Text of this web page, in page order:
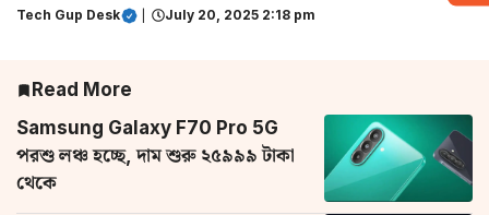
Tech Gup Desk July 20, 2025 2:18 pm
Read More
Samsung Galaxy F70 Pro 5G
পরশু লঞ্চ হচ্ছে, দাম শুরু ২৫৯৯৯ টাকা
থেকে